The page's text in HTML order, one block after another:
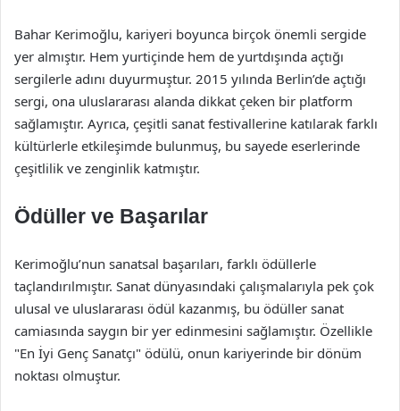
Bahar Kerimoğlu, kariyeri boyunca birçok önemli sergide
yer almıştır. Hem yurtiçinde hem de yurtdışında açtığı
sergilerle adını duyurmuştur. 2015 yılında Berlin’de açtığı
sergi, ona uluslararası alanda dikkat çeken bir platform
sağlamıştır. Ayrıca, çeşitli sanat festivallerine katılarak farklı
kültürlerle etkileşimde bulunmuş, bu sayede eserlerinde
çeşitlilik ve zenginlik katmıştır.
Ödüller ve Başarılar
Kerimoğlu’nun sanatsal başarıları, farklı ödüllerle
taçlandırılmıştır. Sanat dünyasındaki çalışmalarıyla pek çok
ulusal ve uluslararası ödül kazanmış, bu ödüller sanat
camiasında saygın bir yer edinmesini sağlamıştır. Özellikle
"En İyi Genç Sanatçı" ödülü, onun kariyerinde bir dönüm
noktası olmuştur.